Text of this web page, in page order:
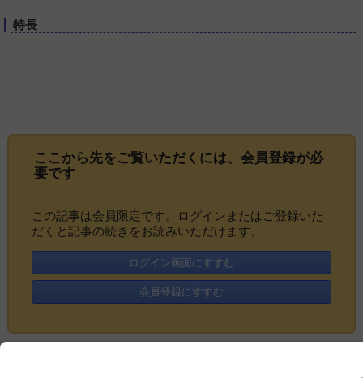
特長
ここから先をご覧いただくには、 会員登録が必
要です
この記事は会員限定です。ログインまたはご登録いた
だくと記事の続きをお読みいただけます。
ログイン画面にすすむ
会員登録にすすむ